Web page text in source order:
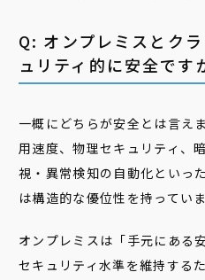
Q: オンプレミスとク
ュリティ的に安全です
一概にどちらが安全とは言え
用速度、物理セキュリティ、
視・異常検知の自動化といっ
は構造的な優位性を持っていま
オンプレミスは「手元にある
セキュリティ水準を維持する